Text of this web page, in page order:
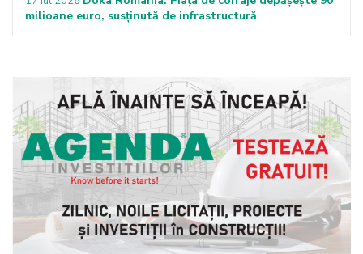
milioane euro, susținută de infrastructură